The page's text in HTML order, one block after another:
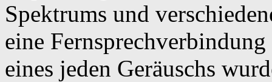
Spektrums und
eine
eines jeden Geräuschs